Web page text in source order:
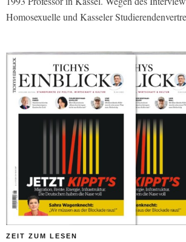
Homosexuelle und Kasseler
ZEIT ZUM LESEN